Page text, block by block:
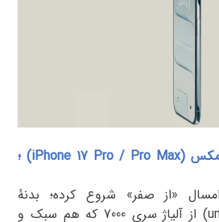
iPhone 17 Pro / Pro Max) ؛
«از صفر» شروع کرده؛ بدنهٔ
از آلیاژ سری 7000 که هم سبک و